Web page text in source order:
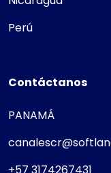
Perú
Contáctanos
PANAMÁ